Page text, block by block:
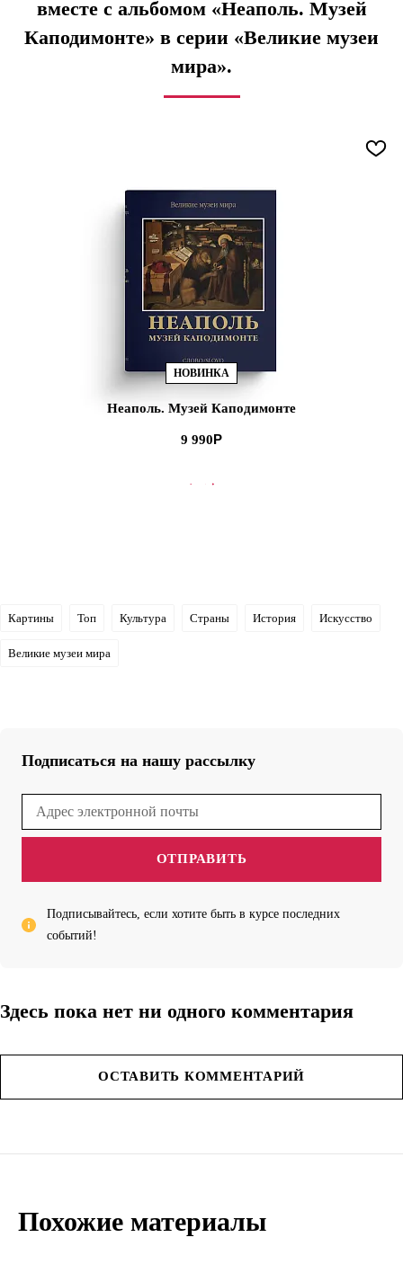
вместе с альбомом «Неаполь. Музей
Каподимонте» в серии «Великие музеи
мира».
НОВИНКА
Неаполь. Музей Каподимонте
9 990
В КОРЗИНУ
Картины Топ Культура Страны История Искусство
Великие музеи мира
Подписаться на нашу рассылку
ОТПРАВИТЬ
Подписывайтесь, если хотите быть в курсе последних
событий!
Здесь пока нет ни одного комментария
ОСТАВИТЬ КОММЕНТАРИЙ
Похожие материалы